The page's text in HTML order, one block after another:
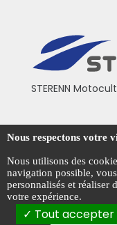
STERENN
Conditions
Mentions légales
Politique de
Gestion des
Nous respectons votre
Nous utilisons des
navigation possible,
personnalisés et réaliser
votre expérience.
Tout accepter